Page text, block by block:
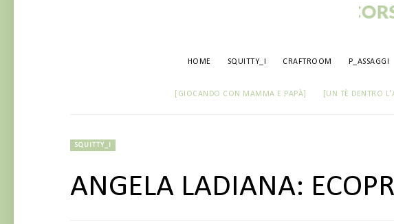
VECCHI POST IN CORSO DI
HOME SQUITTY_I CRAFTROOM P_ASSAGGI
[GIOCANDO CON MAMMA E PAPÀ] [UN TÈ DENTRO
SQUITTY_I
ANGELA LADIANA: